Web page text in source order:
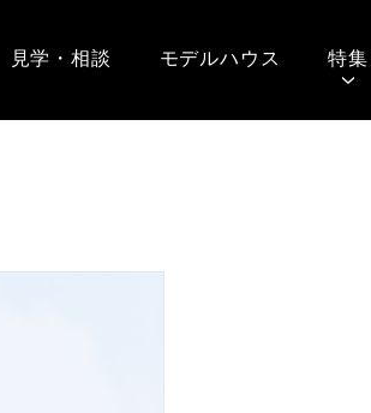
見学・相談 モデルハウス 特集